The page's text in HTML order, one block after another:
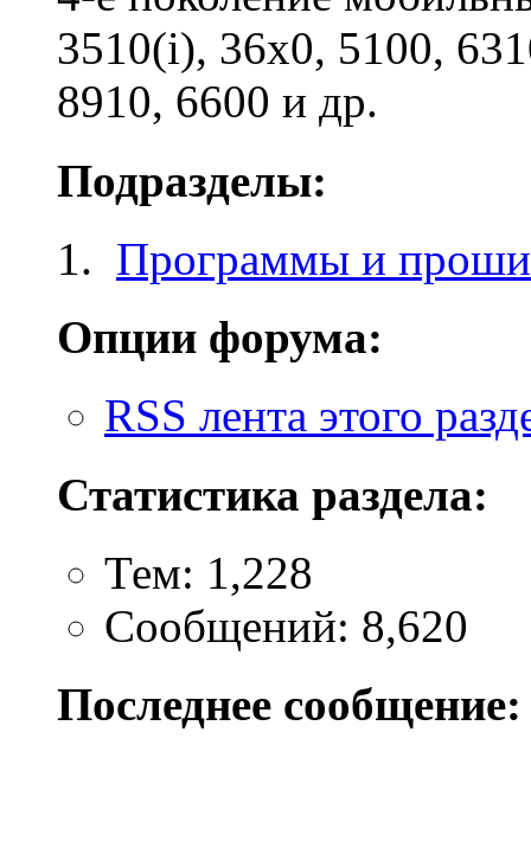
3510(i), 36x0, 5100,
8910, 6600 и др.
Подразделы:
Программы и
Опции форума:
RSS лента этого
Статистика раздела:
Тем: 1,228
Сообщений: 8,620
Последнее сообщение: